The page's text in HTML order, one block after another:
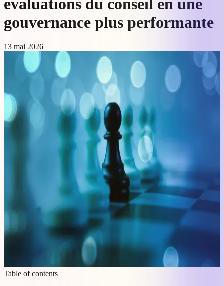
gouvernance plus performante
13 mai 2026
Table of contents